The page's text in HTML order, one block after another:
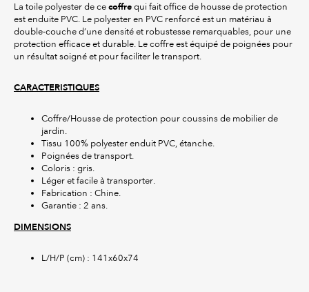
La toile polyester de ce coffre qui fait office de housse de protection
est enduite PVC. Le polyester en PVC renforcé est un matériau à
double-couche d’une densité et robustesse remarquables, pour une
protection efficace et durable. Le coffre est équipé de poignées pour
un résultat soigné et pour faciliter le transport.
CARACTERISTIQUES
Coffre/Housse de protection pour coussins de mobilier de
jardin.
Tissu 100% polyester enduit PVC, étanche.
Poignées de transport.
Coloris : gris.
Léger et facile à transporter.
Fabrication : Chine.
Garantie : 2 ans.
DIMENSIONS
L/H/P (cm) : 141x60x74